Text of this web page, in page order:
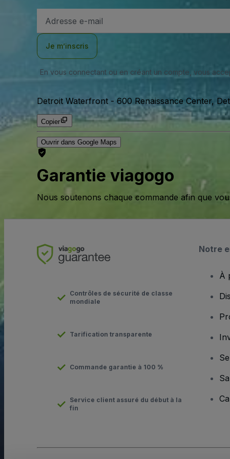
e-
Je m’inscris
En vous connectant ou en créant un compte, vous
Detroit Waterfront - 600 Renaissance Center,
Copier
Ouvrir dans Google Maps
Garantie viagogo
Nous soutenons chaque commande afin que
Contrôles de sécurité de classe
mondiale
Tarification transparente
Commande garantie à 100 %
Service client assuré du début à la
fin
Notre
À